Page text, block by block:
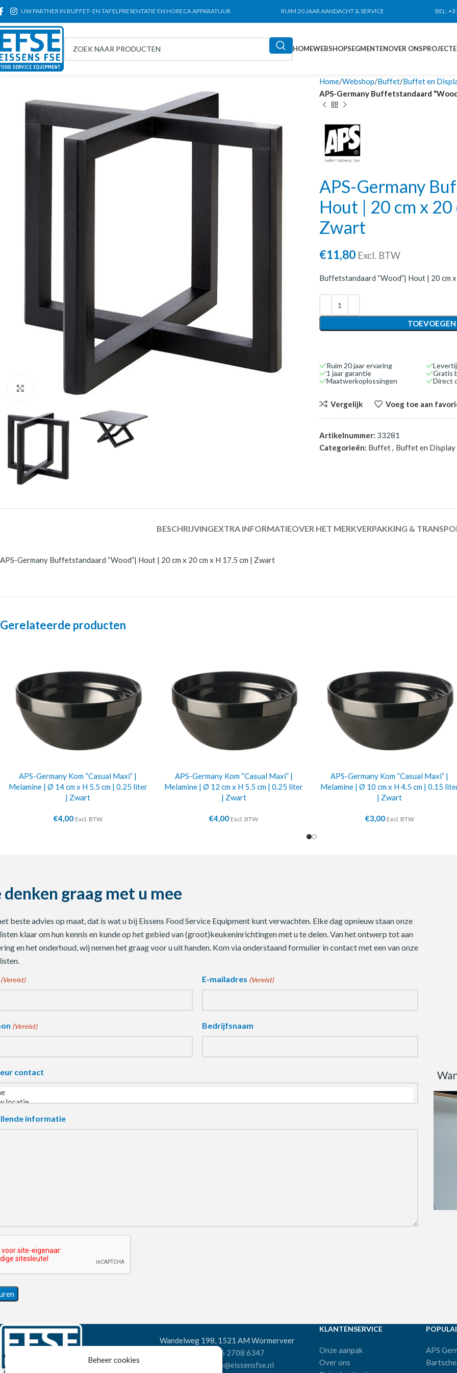
Beheer cookies
UW PARTNER IN BUFFET- EN TAFELPRESENTATIE EN HORECA APPARATUUR RUIM 20 JAAR AANDACHT & SERVICE BEL:
HOMEWEBSHOPSEGMENTENOVER ONS
Click to enlarge
Home Webshop Buffet Buffet en
APS-Germany Buffetstandaard
APS-Germany
Hout | 20 cm x 20
Zwart
€11,80 Excl. BTW
Buffetstandaard “Wood”| Hout | 20 cm
Ruim 20 jaar ervaring
1 jaar garantie
Maatwerkoplossingen
Gratis
Direct
Vergelijk Voeg toe aan
Artikelnummer: 33281
Categorieën: Buffet, Buffet en Display
BESCHRIJVINGEXTRA INFORMATIEOVER HET MERKVERPAKKING &
APS-Germany Buffetstandaard “Wood”| Hout | 20 cm x 20 cm x H 17.5 cm | Zwart
Gerelateerde producten
APS-Germany Kom “Casual Maxi” |
Melamine | Ø 14 cm x H 5.5 cm | 0.25 liter
| Zwart
€4,00 Excl. BTW
APS-Germany Kom “Casual Maxi” |
Melamine | Ø 12 cm x H 5.5 cm | 0.25 liter
| Zwart
€4,00 Excl. BTW
APS-Germany Kom “Casual Maxi” |
Melamine | Ø 10 cm x H 4.5 cm | 0.15
| Zwart
€3,00 Excl. BTW
denken graag met u mee
beste advies op maat, dat is wat u bij Eissens Food Service Equipment kunt verwachten. Elke dag opnieuw staan onze
klaar om hun kennis en kunde op het gebied van (groot)keukeninrichtingen met u te delen. Van het ontwerp tot aan
en het onderhoud, wij nemen het graag voor u uit handen. Kom via onderstaand formulier in contact met een van onze
(Vereist) E-mailadres (Vereist)
(Vereist) Bedrijfsnaam
contact
informatie
Wandelweg 198, 1521 AM Wormerveer
+31 6 2708 6347
verkoop@eissensfse.nl
KLANTENSERVICE
Onze aanpak
Over ons
APS